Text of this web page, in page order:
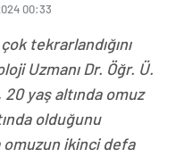
00:33
tekrarlandığını
Uzmanı Dr. Öğr. Ü.
yaş altında omuz
olduğunu
ikinci defa